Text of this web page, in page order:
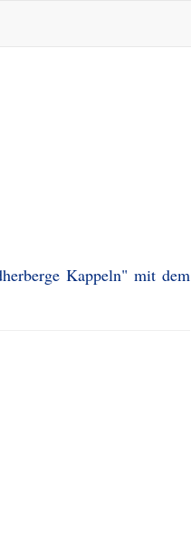
Kappeln" mit dem